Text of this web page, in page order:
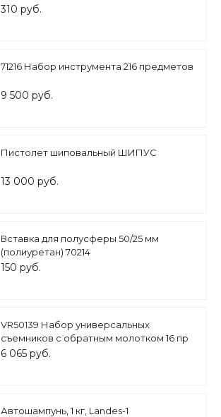
310 руб.
71216 Набор инструмента 216 предметов
9 500 руб.
Пистолет шиповальный ШИПУС
13 000 руб.
Вставка для полусферы 50/25 мм
(полиуретан) 70214
150 руб.
VR50139 Набор универсальных
съемников с обратным молотком 16 пр
6 065 руб.
Автошампунь, 1 кг, Landes-1